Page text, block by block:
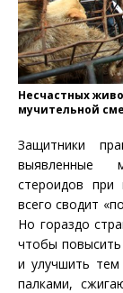
Несчастных
мучительной
Защитники
выявленные
стероидов
всего сводит
Но гораздо
чтобы
и улучшить
палками,